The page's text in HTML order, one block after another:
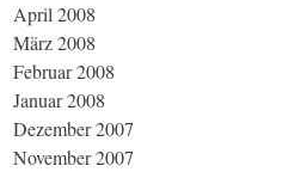
April 2008
März 2008
Februar 2008
Januar 2008
Dezember 2007
November 2007